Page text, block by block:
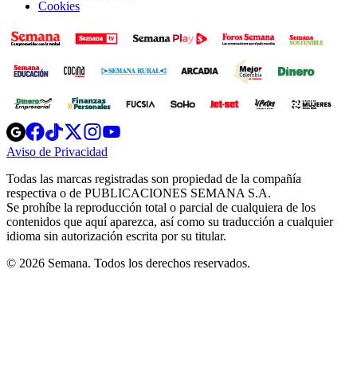
Cookies
Opens
in
new
Opens
in
new
Opens
in
new
window
Opens
new
windowwindow
Aviso de Privacidad
new
window
Todas las marcas registradas son propiedad de la compañía
respectiva o de PUBLICACIONES SEMANA S.A.
Se prohíbe la reproducción total o parcial de cualquiera de los
contenidos que aquí aparezca, así como su traducción a cualquier
idioma sin autorización escrita por su titular.
© 2026 Semana. Todos los derechos reservados.